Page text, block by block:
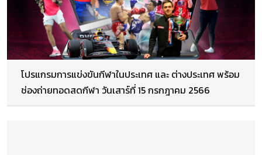
โปรแกรมการแข่งขันกีฬาในประเทศ และ ต่างประเทศ พร้อม
ช่องถ่ายทอดสดกีฬา วันเสาร์ที่ 15 กรกฎาคม 2566